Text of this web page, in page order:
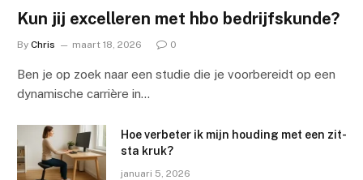
Kun jij excelleren met hbo bedrijfskunde?
By Chris maart 18, 2026 0
Ben je op zoek naar een studie die je voorbereidt op een
dynamische carrière in…
Hoe verbeter ik mijn houding met een zit-
sta kruk?
januari 5, 2026